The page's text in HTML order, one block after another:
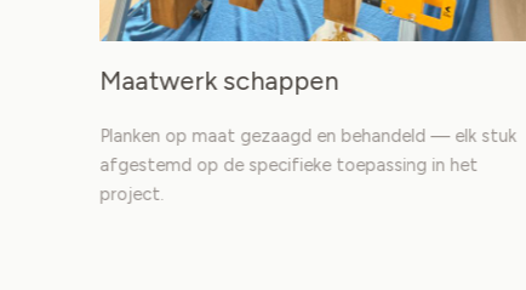
Maatwerk schappen
Planken op maat gezaagd en behandeld — elk stuk
afgestemd op de specifieke toepassing in het
project.